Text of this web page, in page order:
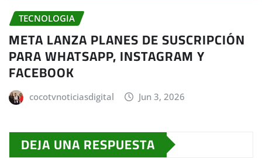
TECNOLOGIA
META LANZA PLANES DE SUSCRIPCIÓN
PARA WHATSAPP, INSTAGRAM Y
FACEBOOK
cocotvnoticiasdigital Jun 3, 2026
DEJA UNA RESPUESTA